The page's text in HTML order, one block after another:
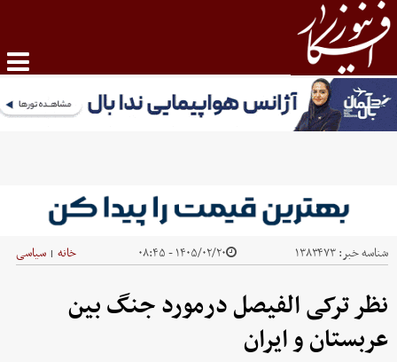
شناسه خبر:۱۳۸۳۴۷۳ ۱۴۰۵/۰۲/۲۰ - ۰۸:۴۵ خانه | سیاسی
نظر ترکی الفیصل درمورد جنگ بین
عربستان و ایران